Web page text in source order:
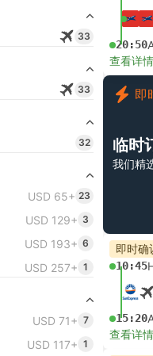
33
33
32
USD 65+ 23
USD 129+ 3
USD 193+ 6
USD 257+ 1
USD 71+ 7
USD 117+ 1
20:50
查看详情
即
临时
我们精
即时确
10:45
15:20
查看详情